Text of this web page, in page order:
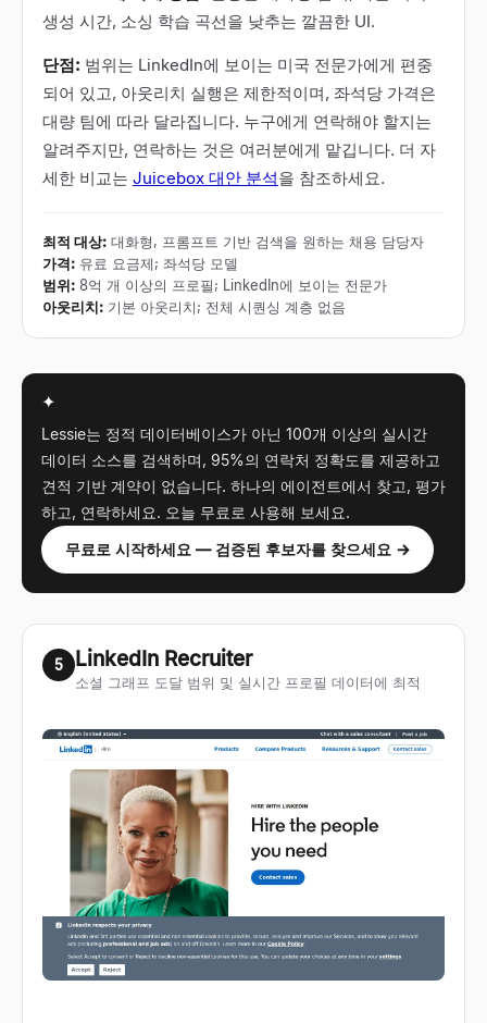
생성 시간, 소싱 학습 곡선을 낮추는 깔끔한 UI.
단점: 범위는 LinkedIn에 보이는 미국 전문가에게 편중
되어 있고, 아웃리치 실행은 제한적이며, 좌석당 가격은
대량 팀에 따라 달라집니다. 누구에게 연락해야 할지는
알려주지만, 연락하는 것은 여러분에게 맡깁니다. 더 자
세한 비교는 Juicebox 대안 분석을 참조하세요.
최적 대상: 대화형, 프롬프트 기반 검색을 원하는 채용 담당자
가격: 유료 요금제; 좌석당 모델
범위: 8억 개 이상의 프로필; LinkedIn에 보이는 전문가
아웃리치: 기본 아웃리치; 전체 시퀀싱 계층 없음
✦
Lessie는 정적 데이터베이스가 아닌 100개 이상의 실시간
데이터 소스를 검색하며, 95%의 연락처 정확도를 제공하고
견적 기반 계약이 없습니다. 하나의 에이전트에서 찾고, 평가
하고, 연락하세요. 오늘 무료로 사용해 보세요.
무료로 시작하세요 — 검증된 후보자를 찾으세요 →
5 LinkedIn Recruiter
소셜 그래프 도달 범위 및 실시간 프로필 데이터에 최적